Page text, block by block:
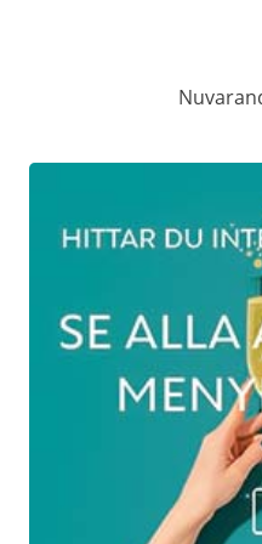
27 nov kl:18.00 725
28 nov kl:18.00 725
29 nov kl:13.00 725
30 nov kl:15.00 725
3 dec kl:14.00 525
4 dec kl:14.00 525
5 dec kl:12.30 525